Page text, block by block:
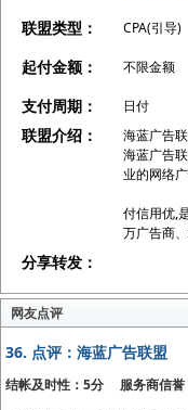
联盟类型：
CPA(引导)
起付金额： 不限金额
支付周期： 日付
联盟介绍：
海蓝广告
海蓝广告
业的网络
付信用优,
万广告商
分享转发：
网友点评
36. 点评：海蓝广告联盟
结帐及时性：5分 服务商信